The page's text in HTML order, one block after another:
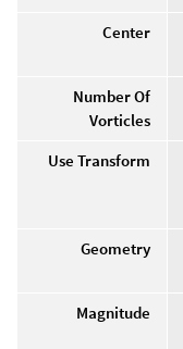
Center
Number Of
Vorticles
Use Transform
Geometry
Magnitude